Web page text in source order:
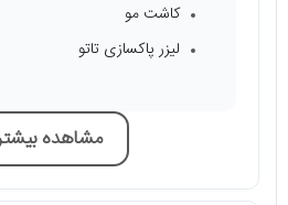
کاشت مو
لیزر پاکسازی تاتو
مشاهده